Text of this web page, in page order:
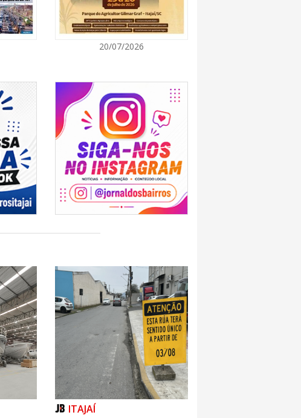
| 07:00
| 07:00
de medicamentos de BC estará fechado nos
e 11 de agosto para realização de inventário
20/07/2026
ITAJAÍ